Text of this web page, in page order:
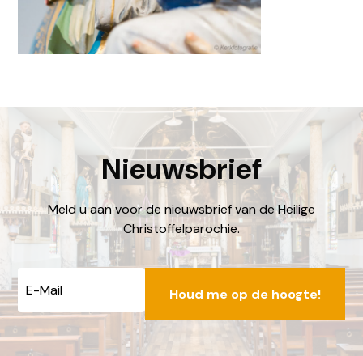
locatiewoudsend@dechristoffel.nl
Nieuwsbrief
Meld u aan voor de nieuwsbrief van de Heilige
Christoffelparochie.